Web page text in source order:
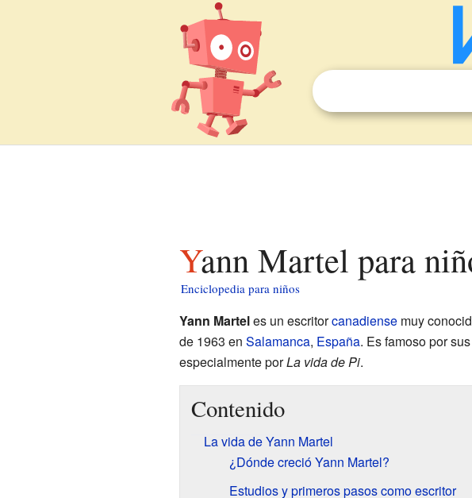
Yann Martel para
Enciclopedia para niños
Yann Marteles un escritorcanadiensemuy
de 1963 en Salamanca, España. Es famoso por
especialmente porLa vida de Pi.
Contenido
La vida de Yann Martel
¿Dónde creció Yann Martel?
Estudios y primeros pasos como escritor